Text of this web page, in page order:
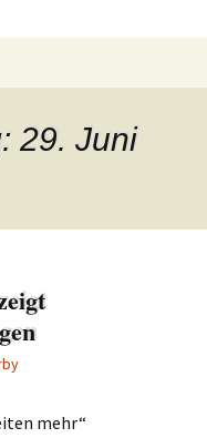
29. Juni
mehr“